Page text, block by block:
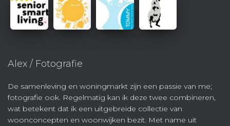
Alex / Fotografie
De samenleving en woningmarkt zijn een passie van me;
fotografie ook. Regelmatig kan ik deze twee combineren,
wat betekent dat ik een uitgebreide collectie van
woonconcepten en woonwijken bezit. Met name uit